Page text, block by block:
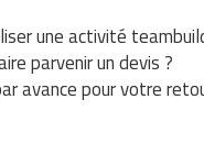
une activité
parvenir un devis ?
avance pour votre